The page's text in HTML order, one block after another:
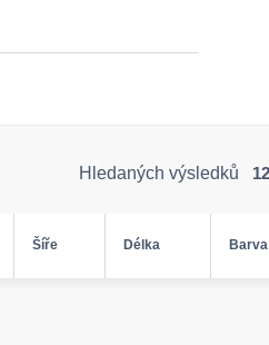
Hledaných výsledků
Šíře Délka Barva